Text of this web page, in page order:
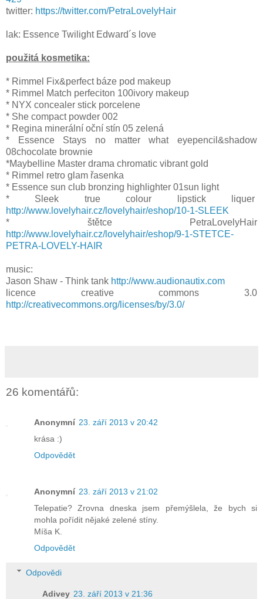
twitter: https://twitter.com/PetraLovelyHair
lak: Essence Twilight Edward´s love
použitá kosmetika:
* Rimmel Fix&perfect báze pod makeup
* Rimmel Match perfeciton 100ivory makeup
* NYX concealer stick porcelene
* She compact powder 002
* Regina minerální oční stín 05 zelená
* Essence Stays no matter what eyepencil&shadow
08chocolate brownie
*Maybelline Master drama chromatic vibrant gold
* Rimmel retro glam řasenka
* Essence sun club bronzing highlighter 01sun light
* Sleek true colour lipstick liquer
http://www.lovelyhair.cz/lovelyhair/eshop/10-1-SLEEK
* štětce PetraLovelyHair
http://www.lovelyhair.cz/lovelyhair/eshop/9-1-STETCE-
PETRA-LOVELY-HAIR
music:
Jason Shaw - Think tank http://www.audionautix.com
licence creative commons 3.0
http://creativecommons.org/licenses/by/3.0/
26 komentářů:
Anonymní 23. září 2013 v 20:42
krása :)
Odpovědět
Anonymní 23. září 2013 v 21:02
Telepatie? Zrovna dneska jsem přemýšlela, že bych si
mohla pořídit nějaké zelené stíny.
Míša K.
Odpovědět
Odpovědi
Adivey 23. září 2013 v 21:36